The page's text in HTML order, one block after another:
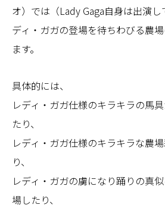
オ）では（Lady Gaga自身は出演
ディ・ガガの登場を待ちわびる農
ます。
具体的には、
レディ・ガガ仕様のキラキラの馬
たり、
レディ・ガガ仕様のキラキラな農
り、
レディ・ガガの虜になり踊りの真
場したり、